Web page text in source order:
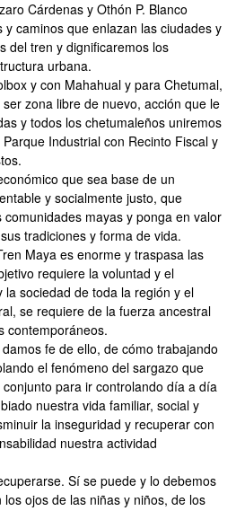
Cárdenas y Othón P. Blanco
caminos que enlazan las ciudades y
del tren y dignificaremos los
urbana.
y con Mahahual y para Chetumal,
zona libre de nuevo, acción que le
y todos los chetumaleños uniremos
Industrial con Recinto Fiscal y
que sea base de un
y socialmente justo, que
mayas y ponga en valor
tradiciones y forma de vida.
Maya es enorme y traspasa las
requiere la voluntad y el
sociedad de toda la región y el
se requiere de la fuerza ancestral
contemporáneos.
fe de ello, de cómo trabajando
el fenómeno del sargazo que
para ir controlando día a día
nuestra vida familiar, social y
la inseguridad y recuperar con
nuestra actividad
Sí se puede y lo debemos
ojos de las niñas y niños, de los